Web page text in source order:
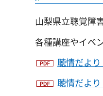
山梨県立聴覚障
各種講座やイベ
聴情だより
聴情だより